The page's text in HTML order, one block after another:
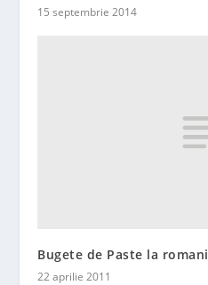
15 septembrie 2014
Bugete de Paste la romani
22 aprilie 2011